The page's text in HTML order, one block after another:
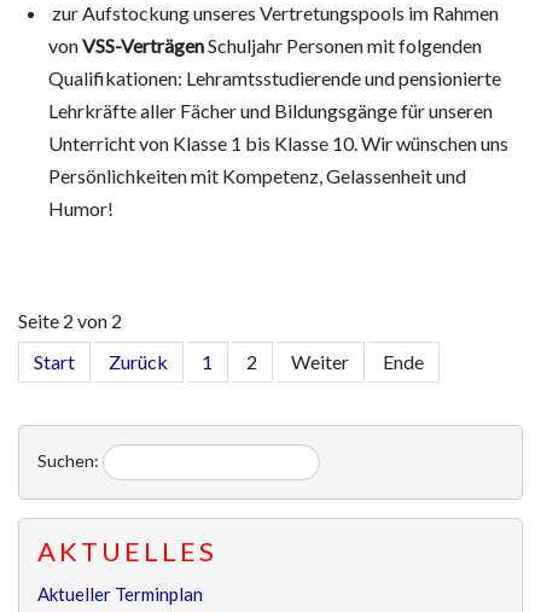
zur Aufstockung unseres Vertretungspools im Rahmen
vonVSS-VerträgenSchuljahr Personen mit folgenden
Qualifikationen: Lehramtsstudierende und pensionierte
Lehrkräfte aller Fächer und Bildungsgänge für unseren
Unterricht von Klasse 1 bis Klasse 10. Wir wünschen uns
Persönlichkeiten mit Kompetenz, Gelassenheit und
Humor!
Seite 2 von 2
Start
Zurück 1 2 Weiter Ende
Suchen:
AKTUELLES
Aktueller Terminplan